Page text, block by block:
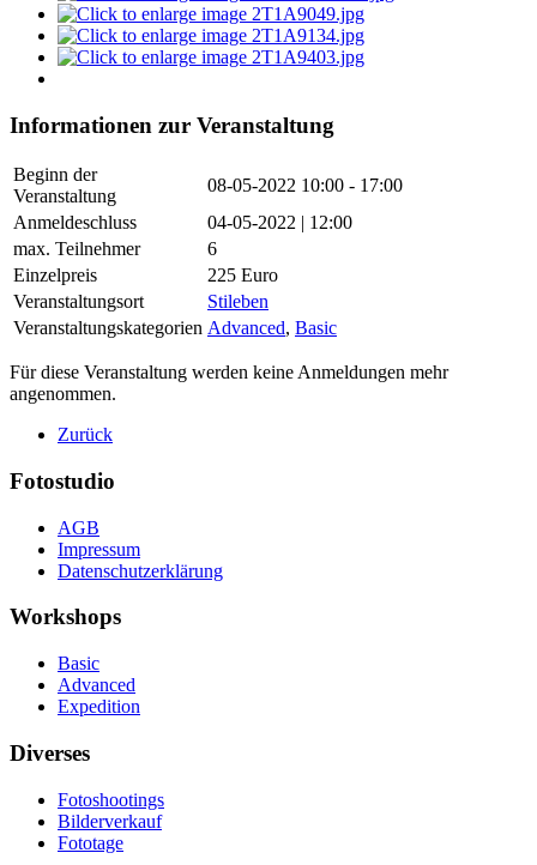
Informationen zur Veranstaltung
Beginn der
Veranstaltung
08-05-2022 10:00 - 17:00
Anmeldeschluss
04-05-2022 | 12:00
max. Teilnehmer
6
Einzelpreis
225 Euro
Veranstaltungsort
Stileben
Veranstaltungskategorien Advanced, Basic
Für diese Veranstaltung werden keine Anmeldungen mehr
angenommen.
Zurück
Fotostudio
AGB
Impressum
Datenschutzerklärung
Workshops
Basic
Advanced
Expedition
Diverses
Fotoshootings
Bilderverkauf
Fototage